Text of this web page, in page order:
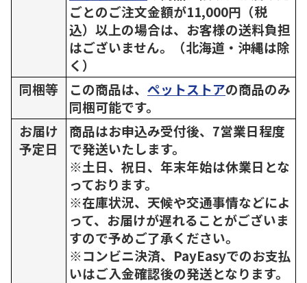
ごとのご注文金額が11,000円（税
込）以上の場合は、お客様の送料負担
はございません。（北海道・沖縄は除
く）
同梱等
この商品は、 ペットストアの商品のみ
同梱可能です。
お届け
予定日
商品はお申込み受付後、7営業日程度
で発送いたします。
※土日、祝日、年末年始は休業日とな
っております。
※在庫状況、天候や交通事情などによ
って、お届けが遅れることがございま
すので予めご了承ください。
※コンビニ決済、PayEasyでのお支払
いはご入金確認後の発送となります。